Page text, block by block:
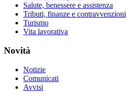
Salute, benessere e assistenza
Tributi, finanze e contravvenzioni
Turismo
Vita lavorativa
Novità
Notizie
Comunicati
Avvisi